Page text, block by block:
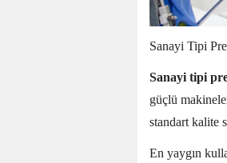
Sanayi Tipi
Sanayi tipi
güçlü
standart kalite
En yaygın